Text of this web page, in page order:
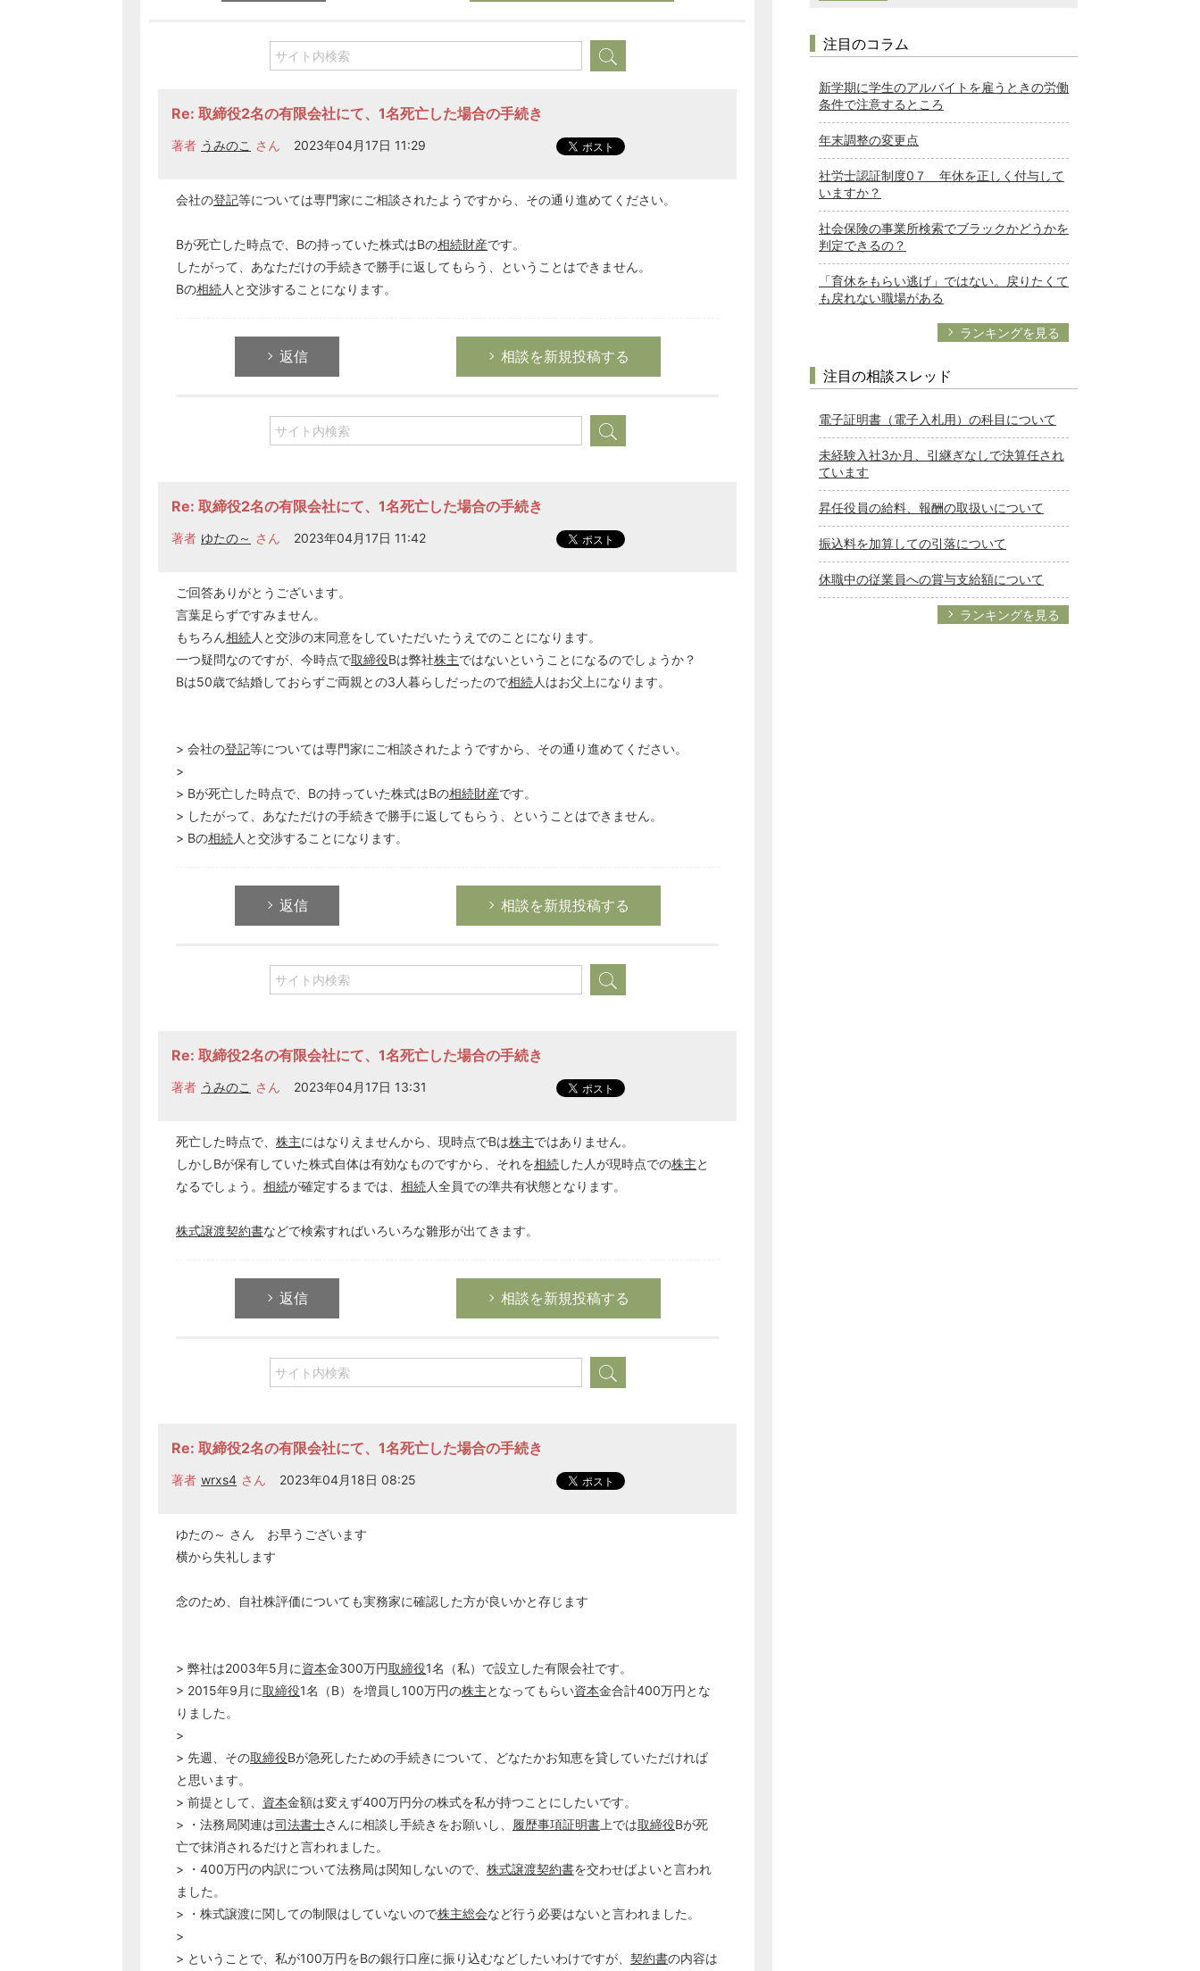
Re: 取締役2名の有限会社にて、1名死亡した場合の手続き
著者 うみのこ さん 2023年04月17日 11:29
会社の登記等については専門家にご相談されたようですから、その通り進めてください。
Bが死亡した時点で、Bの持っていた株式はBの相続財産です。
したがって、あなただけの手続きで勝手に返してもらう、ということはできません。
Bの相続人と交渉することになります。
返信 相談を新規投稿する
Re: 取締役2名の有限会社にて、1名死亡した場合の手続き
著者 ゆたの～ さん 2023年04月17日 11:42
ご回答ありがとうございます。
言葉足らずですみません。
もちろん相続人と交渉の末同意をしていただいたうえでのことになります。
一つ疑問なのですが、今時点で取締役Bは弊社株主ではないということになるのでしょうか？
Bは50歳で結婚しておらずご両親との3人暮らしだったので相続人はお父上になります。
> 会社の登記等については専門家にご相談されたようですから、その通り進めてください。
>
> Bが死亡した時点で、Bの持っていた株式はBの相続財産です。
> したがって、あなただけの手続きで勝手に返してもらう、ということはできません。
> Bの相続人と交渉することになります。
返信 相談を新規投稿する
Re: 取締役2名の有限会社にて、1名死亡した場合の手続き
著者 うみのこ さん 2023年04月17日 13:31
死亡した時点で、 株主にはなりえませんから、現時点でBは株主ではありません。
しかしBが保有していた株式自体は有効なものですから、それを相続した人が現時点での株主と
なるでしょう。 相続が確定するまでは、 相続人全員での準共有状態となります。
株式譲渡契約書などで検索すればいろいろな雛形が出てきます。
返信 相談を新規投稿する
Re: 取締役2名の有限会社にて、1名死亡した場合の手続き
著者 wrxs4 さん 2023年04月18日 08:25
ゆたの～ さん お早うございます
横から失礼します
念のため、自社株評価についても実務家に確認した方が良いかと存じます
> 弊社は2003年5月に資本金300万円取締役1名（私）で設立した有限会社です。
> 2015年9月に取締役1名（B）を増員し100万円の株主となってもらい資本金合計400万円とな
りました。
>
> 先週、その取締役Bが急死したための手続きについて、どなたかお知恵を貸していただければ
と思います。
> 前提として、 資本金額は変えず400万円分の株式を私が持つことにしたいです。
> ・法務局関連は司法書士さんに相談し手続きをお願いし、 履歴事項証明書 上では取締役Bが死
亡で抹消されるだけと言われました。
> ・400万円の内訳について法務局は関知しないので、 株式譲渡契約書を交わせばよいと言われ
ました。
> ・株式譲渡に関しての制限はしていないので株主総会など行う必要はないと言われました。
>
> ということで、私が100万円をBの銀行口座に振り込むなどしたいわけですが、 契約書の内容は
どのカテゴリーに投稿しますか？
選択してください
税務経理
経営の知恵
総務の給湯室
注目のコラム
新学期に学生のアルバイトを雇うときの労働
条件で注意するところ
年末調整の変更点
社労士認証制度0７ 年休を正しく付与して
いますか？
社会保険の事業所検索でブラックかどうかを
判定できるの？
「育休をもらい逃げ」ではない。戻りたくて
も戻れない職場がある
ランキングを見る
注目の相談スレッド
電子証明書（電子入札用）の科目について
未経験入社3か月、引継ぎなしで決算任され
ています
昇任役員の給料、報酬の取扱いについて
振込料を加算しての引落について
休職中の従業員への賞与支給額について
ランキングを見る